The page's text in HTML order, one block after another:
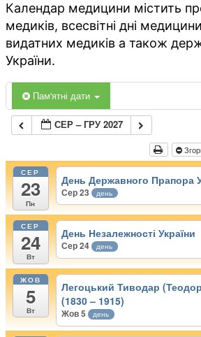
Календар медицини містить
медиків, всесвітні дні
видатних медиків а також
України.
Пам'ятні дати
СЕР – ГРУ 2027
СЕР
23
Пн
День Державного Прапора
Сер 23 день
СЕР
24
Вт
День Незалежності України
Сер 24 день
ЖОВ
5
Вт
Легоцький Тиводар
(1830 – 1915)
Жов 5 день